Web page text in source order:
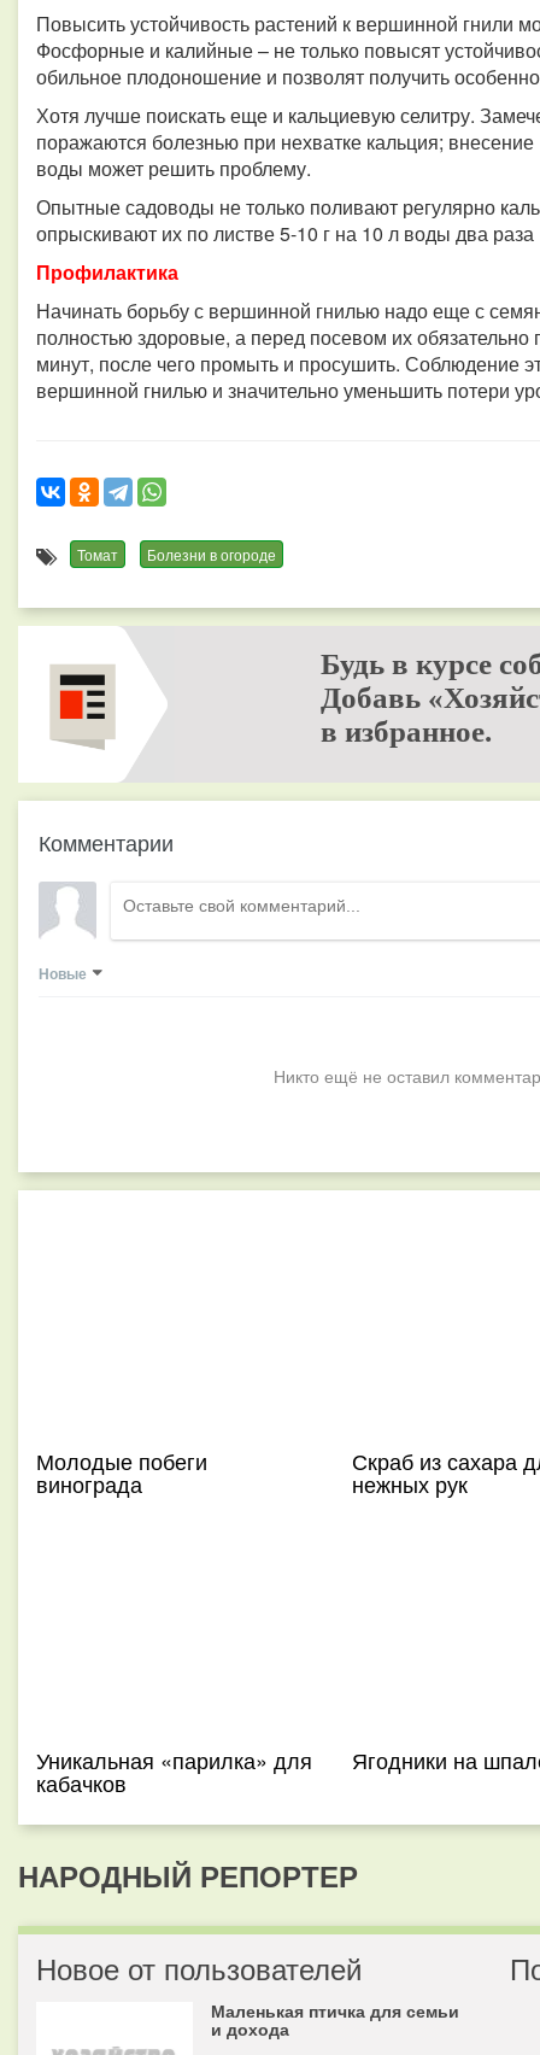
Повысить устойчивость растений к вершинной
Фосфорные и калийные – не только повысят
обильное плодоношение и позволят получить
Хотя лучше поискать еще и кальциевую селитру.
поражаются болезнью при нехватке кальция;
воды может решить проблему.
Опытные садоводы не только поливают регулярно
опрыскивают их по листве 5-10 г на 10 л воды два
Профилактика
Начинать борьбу с вершинной гнилью надо еще с
полностью здоровые, а перед посевом их обязательно
минут, после чего промыть и просушить. Соблюдение
вершинной гнилью и значительно уменьшить потери
Томат Болезни в огороде
Будь в курсе
Добавь
в избранное.
Комментарии
Новые
Никто ещё не оставил
Молодые побеги
винограда
Скраб из сахара
нежных рук
Уникальная «парилка» для
кабачков
Ягодники на
НАРОДНЫЙ РЕПОРТЕР
Новое от пользователей
Маленькая птичка для семьи
и дохода